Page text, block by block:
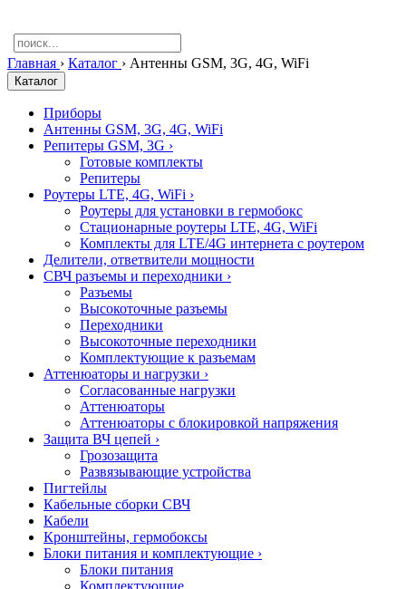
Главная › Каталог › Антенны GSM, 3G, 4G, WiFi
Каталог
Приборы
Антенны GSM, 3G, 4G, WiFi
Репитеры GSM, 3G ›
Готовые комплекты
Репитеры
Роутеры LTE, 4G, WiFi ›
Роутеры для установки в гермобокс
Стационарные роутеры LTE, 4G, WiFi
Комплекты для LTE/4G интернета с роутером
Делители, ответвители мощности
СВЧ разъемы и переходники ›
Разъемы
Высокоточные разъемы
Переходники
Высокоточные переходники
Комплектующие к разъемам
Аттенюаторы и нагрузки ›
Согласованные нагрузки
Аттенюаторы
Аттенюаторы с блокировкой напряжения
Защита ВЧ цепей ›
Грозозащита
Развязывающие устройства
Пигтейлы
Кабельные сборки СВЧ
Кабели
Кронштейны, гермобоксы
Блоки питания и комплектующие ›
Блоки питания
Комплектующие